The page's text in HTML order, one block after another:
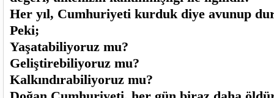
Her yıl, Cumhuriyeti kurduk diye avunup
Peki;
Yaşatabiliyoruz mu?
Geliştirebiliyoruz mu?
Kalkındırabiliyoruz mu?